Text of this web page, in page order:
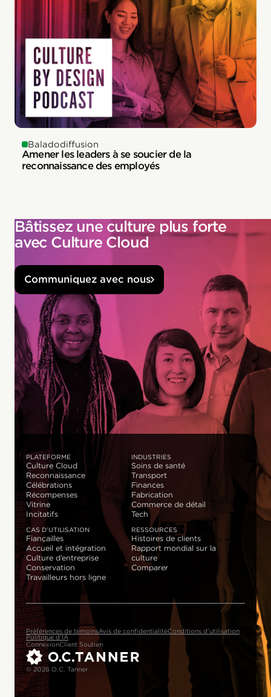
Baladodiffusion
Amener les leaders à se soucier de la
reconnaissance des employés
Bâtissez une culture plus forte
avec Culture Cloud
Communiquez avec nous
PLATEFORME
Culture Cloud
Reconnaissance
Célébrations
Récompenses
Vitrine
Incitatifs
INDUSTRIES
Soins de santé
Transport
Finances
Fabrication
Commerce de détail
Tech
CAS D’UTILISATION
Fiançailles
Accueil et intégration
Culture d’entreprise
Conservation
Travailleurs hors ligne
RESSOURCES
Histoires de clients
Rapport mondial sur la
culture
Comparer
Préférences de témoinsAvis de confidentialitéConditions d’utilisation
Politique d’IA
ConnexionClient Soutien
© 2026 O.C. Tanner